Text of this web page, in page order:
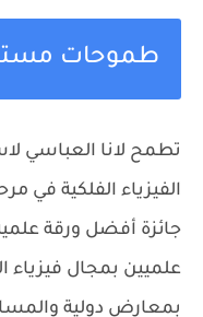
طموحات
تطمح لانا العباسي
الفيزياء الفلكية في
جائزة أفضل ورقة
علميين بمجال
بمعارض دولية